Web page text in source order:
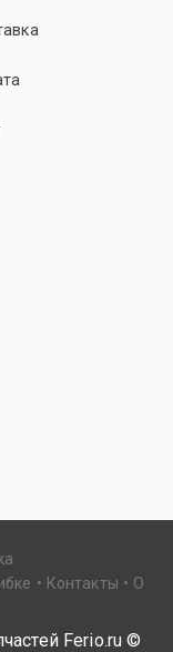
Контакты
О
Ferio.ru ©